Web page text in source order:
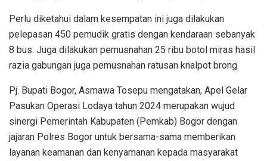
Perlu diketahui dalam kesempatan ini juga dilakukan
pelepasan 450 pemudik gratis dengan kendaraan sebanyak
8 bus. Juga dilakukan pemusnahan 25 ribu botol miras hasil
razia gabungan juga pemusnahan ratusan knalpot brong.
Pj. Bupati Bogor, Asmawa Tosepu mengatakan, Apel Gelar
Pasukan Operasi Lodaya tahun 2024 merupakan wujud
sinergi Pemerintah Kabupaten (Pemkab) Bogor dengan
jajaran Polres Bogor untuk bersama-sama memberikan
layanan keamanan dan kenyamanan kepada masyarakat